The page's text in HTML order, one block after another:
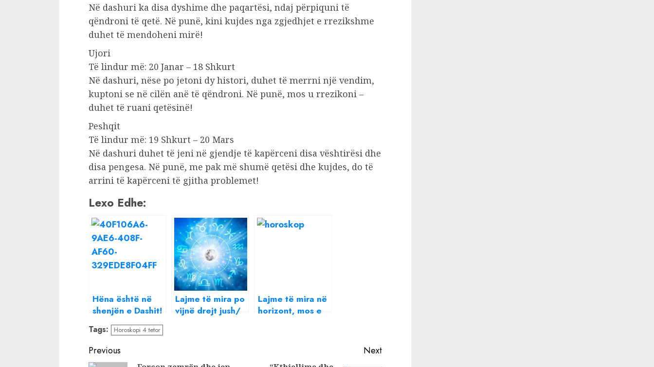
Në dashuri ka disa dyshime dhe paqartësi, ndaj përpiquni të
qëndroni të qetë. Në punë, kini kujdes nga zgjedhjet e rrezikshme
duhet të mendoheni mirë!
Ujori
Të lindur më: 20 Janar – 18 Shkurt
Në dashuri, nëse po jetoni dy histori, duhet të merrni një vendim,
kuptoni se në cilën anë të qëndroni. Në punë, mos u rrezikoni –
duhet të ruani qetësinë!
Peshqit
Të lindur më: 19 Shkurt – 20 Mars
Në dashuri duhet të jeni në gjendje të kapërceni disa vështirësi dhe
disa pengesa. Në punë, me pak më shumë qetësi dhe kujdes, do të
arrini të kapërceni të gjitha problemet!
Lexo Edhe:
Hëna është në
shenjën e Dashit!
Sot dyfishohet
pasioni, shenja
që do ndryshojë
punë, horoskopi
Lajme të mira po
vijnë drejt jush/
Lajme të mira në
horizont, mos e
Tags: Horoskopi 4 tetor
Continue
Previous Next